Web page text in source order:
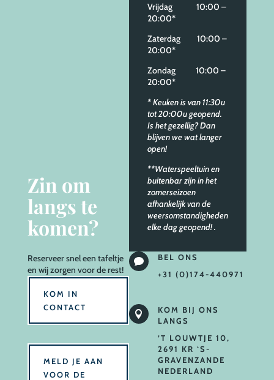
Zin om
langs te
komen?
Reserveersnel een tafeltje
en wij zorgen voor de rest!
KOM IN
CONTACT
MELD JE AAN
VOOR DE
Vrijdag 10:00 –
20:00*
Zaterdag 10:00 –
20:00*
Zondag 10:00 –
20:00*
* Keuken is van 11:30u
tot 20:00u geopend.
Is het gezellig? Dan
blijven we wat langer
open!
**Waterspeeltuin en
buitenbar zijn in het
zomerseizoen
afhankelijk van de
weersomstandigheden
elke dag geopend!.

BEL ONS
+31 (0)174-440971

KOM BIJ ONS
LANGS
’T LOUWTJE 10,
2691 KR ‘S-
GRAVENZANDE
NEDERLAND